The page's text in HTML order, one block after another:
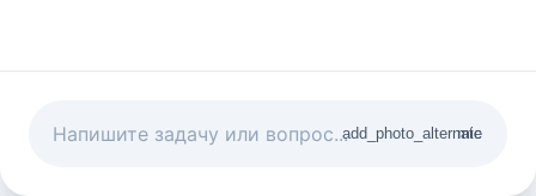
add_photo_alternate
mic